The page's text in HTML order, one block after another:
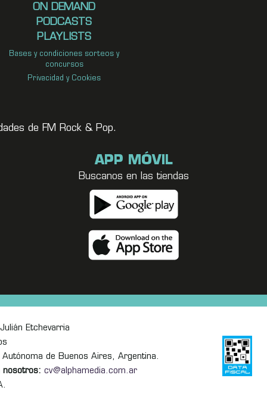
ON DEMAND
PODCASTS
PLAYLISTS
Bases y condiciones sorteos y
concursos
Privacidad y Cookies
de FM Rock & Pop.
APP MÓVIL
Buscanos en las tiendas
Julián Etchevarria
de Buenos Aires, Argentina.
nosotros: cv@alphamedia.com.ar